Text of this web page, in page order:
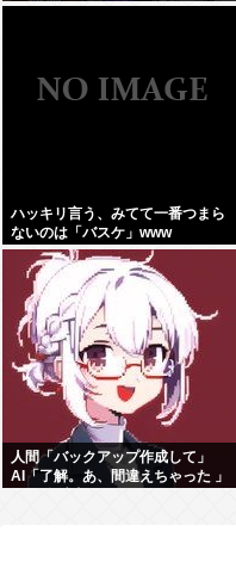
ハッキリ言う、みてて一番つまら
ないのは「バスケ」www
人間「バックアップ作成して」
AI「了解。あ、間違えちゃった 」